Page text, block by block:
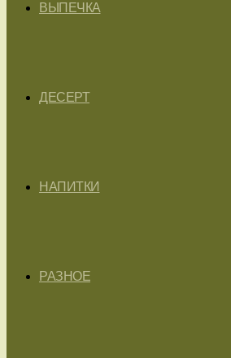
ВЫПЕЧКА
ДЕСЕРТ
НАПИТКИ
РАЗНОЕ